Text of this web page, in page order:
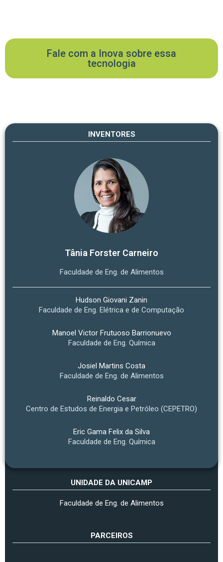
Fale com a Inova sobre essa
tecnologia
INVENTORES
Tânia Forster Carneiro
Faculdade de Eng. de Alimentos
Hudson Giovani Zanin
Faculdade de Eng. Elétrica e de Computação
Manoel Victor Frutuoso Barrionuevo
Faculdade de Eng. Química
Josiel Martins Costa
Faculdade de Eng. de Alimentos
Reinaldo Cesar
Centro de Estudos de Energia e Petróleo (CEPETRO)
Eric Gama Felix da Silva
Faculdade de Eng. Química
UNIDADE DA UNICAMP
Faculdade de Eng. de Alimentos
PARCEIROS